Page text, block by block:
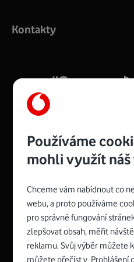
silný signál pro celou
Více o COMPAL CH7465VF
Zyxel VMG8623-T50B:
Rozměry modemu jsou 16 x
a nabízí 4 gigabitové LAN
Spojte se s
Kontakty
Používáme
mohli využít náš
Chceme vám nabídnout co
webu, a proto používáme
pro správné fungování
zlepšovat obsah, měřit
reklamu. Svůj výběr můžete
můžete přečíst v Prohlášení